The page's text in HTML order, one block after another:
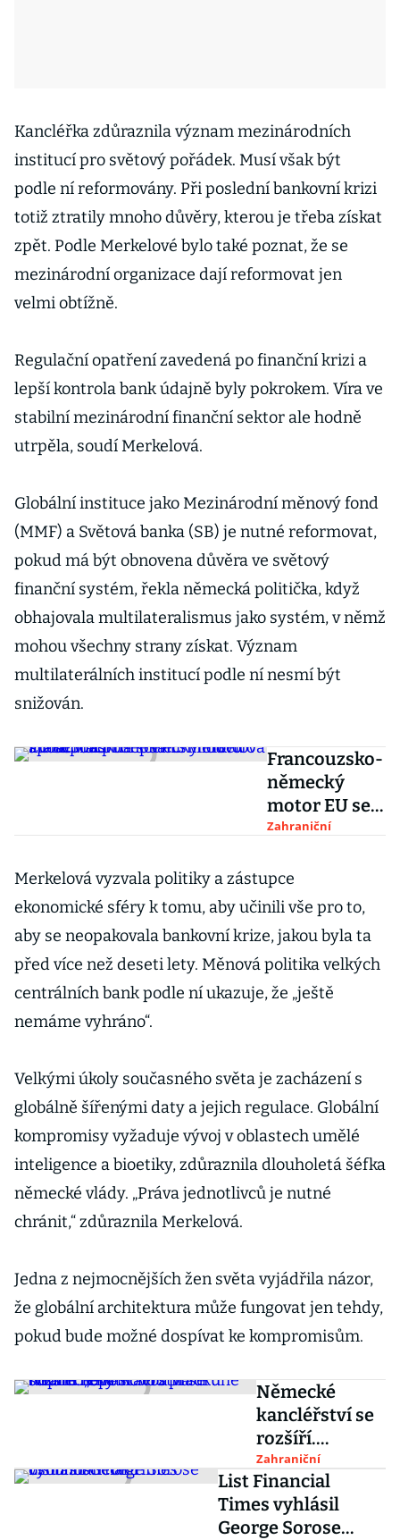
Kancléřka zdůraznila význam mezinárodních
institucí pro světový pořádek. Musí však být
podle ní reformovány. Při poslední bankovní krizi
totiž ztratily mnoho důvěry, kterou je třeba získat
zpět. Podle Merkelové bylo také poznat, že se
mezinárodní organizace dají reformovat jen
velmi obtížně.
Regulační opatření zavedená po finanční krizi a
lepší kontrola bank údajně byly pokrokem. Víra ve
stabilní mezinárodní finanční sektor ale hodně
utrpěla, soudí Merkelová.
Globální instituce jako Mezinárodní měnový fond
(MMF) a Světová banka (SB) je nutné reformovat,
pokud má být obnovena důvěra ve světový
finanční systém, řekla německá politička, když
obhajovala multilateralismus jako systém, v němž
mohou všechny strany získat. Význam
multilaterálních institucí podle ní nesmí být
snižován.
Francouzsko-
německý
motor EU se
vrací na
Merkelová a
Macron
podepsali
smlouvu o
spolupráci
Zahraniční
Merkelová vyzvala politiky a zástupce
ekonomické sféry k tomu, aby učinili vše pro to,
aby se neopakovala bankovní krize, jakou byla ta
před více než deseti lety. Měnová politika velkých
centrálních bank podle ní ukazuje, že „ještě
nemáme vyhráno“.
Velkými úkoly současného světa je zacházení s
globálně šířenými daty a jejich regulace. Globální
kompromisy vyžaduje vývoj v oblastech umělé
inteligence a bioetiky, zdůraznila dlouholetá šéfka
německé vlády. „Práva jednotlivců je nutné
chránit,“ zdůraznila Merkelová.
Jedna z nejmocnějších žen světa vyjádřila názor,
že globální architektura může fungovat jen tehdy,
pokud bude možné dospívat ke kompromisům.
Německé
kancléřství se
rozšíří.
„Spolkovou
pračku“ doplní
nová stavba na
druhé straně
Zahraniční
List Financial
Times vyhlásil
George Sorose